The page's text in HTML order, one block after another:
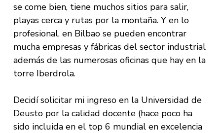
se come bien, tiene muchos sitios para salir,
playas cerca y rutas por la montaña. Y en lo
profesional, en Bilbao se pueden encontrar
mucha empresas y fábricas del sector industrial
además de las numerosas oficinas que hay en la
torre Iberdrola.
Decidí solicitar mi ingreso en la Universidad de
Deusto por la calidad docente (hace poco ha
sido incluida en el top 6 mundial en excelencia